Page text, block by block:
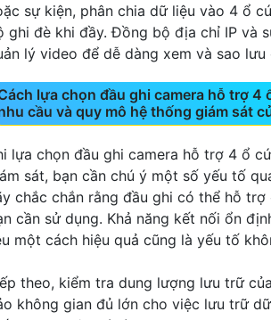
sự kiện, phân chia dữ liệu vào 4 ổ
ghi đè khi đầy. Đồng bộ địa chỉ IP và
lý video để dễ dàng xem và sao
lựa chọn đầu ghi camera hỗ trợ 4
cầu và quy mô hệ thống giám sát
lựa chọn đầu ghi camera hỗ trợ 4 ổ
sát, bạn cần chú ý một số yếu tố
chắc chắn rằng đầu ghi có thể hỗ
cần sử dụng. Khả năng kết nối ổn
một cách hiệu quả cũng là yếu tố
theo, kiểm tra dung lượng lưu trữ
không gian đủ lớn cho việc lưu trữ